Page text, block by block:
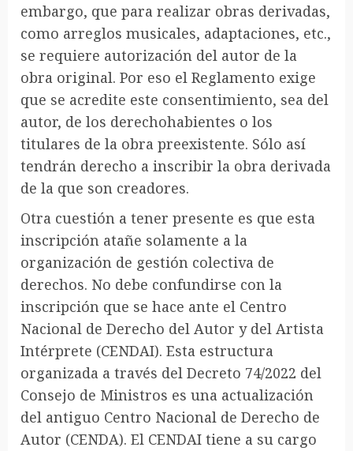
embargo, que para realizar obras derivadas,
como arreglos musicales, adaptaciones, etc.,
se requiere autorización del autor de la
obra original. Por eso el Reglamento exige
que se acredite este consentimiento, sea del
autor, de los derechohabientes o los
titulares de la obra preexistente. Sólo así
tendrán derecho a inscribir la obra derivada
de la que son creadores.
Otra cuestión a tener presente es que esta
inscripción atañe solamente a la
organización de gestión colectiva de
derechos. No debe confundirse con la
inscripción que se hace ante el Centro
Nacional de Derecho del Autor y del Artista
Intérprete (CENDAI). Esta estructura
organizada a través del Decreto 74/2022 del
Consejo de Ministros es una actualización
del antiguo Centro Nacional de Derecho de
Autor (CENDA). El CENDAI tiene a su cargo